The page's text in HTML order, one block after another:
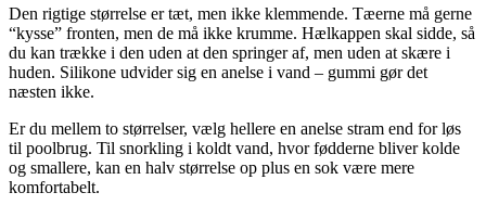
Den rigtige størrelse er tæt, men ikke klemmende. Tæerne må gerne
“kysse” fronten, men de må ikke krumme. Hælkappen skal sidde, så
du kan trække i den uden at den springer af, men uden at skære i
huden. Silikone udvider sig en anelse i vand – gummi gør det
næsten ikke.
Er du mellem to størrelser, vælg hellere en anelse stram end for løs
til poolbrug. Til snorkling i koldt vand, hvor fødderne bliver kolde
og smallere, kan en halv størrelse op plus en sok være mere
komfortabelt.